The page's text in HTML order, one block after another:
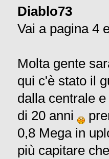
Diablo73
Vai a pagina 4
Molta gente
qui c'è stato il
dalla centrale
di 20 anni
0,8 Mega in
più capitare